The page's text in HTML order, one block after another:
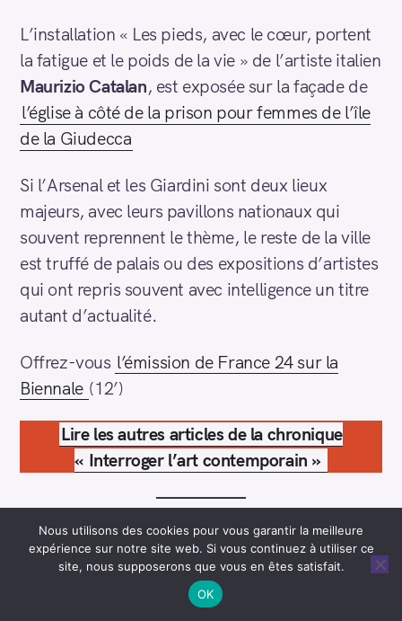
L’installation « Les pieds, avec le cœur, portent
la fatigue et le poids de la vie » de l’artiste italien
Maurizio Catalan, est exposée sur la façade de
l’église à côté de la prison pour femmes de l’île
de la Giudecca
Si l’Arsenal et les Giardini sont deux lieux
majeurs, avec leurs pavillons nationaux qui
souvent reprennent le thème, le reste de la ville
est truffé de palais ou des expositions d’artistes
qui ont repris souvent avec intelligence un titre
autant d’actualité.
Offrez-vous l’émission de France 24 sur la
Biennale (12’)
Lire les autres articles de la chronique
« Interroger l’art contemporain »
L’œuvre de Claire Fontaine «reflète les périls
et les pièges de la langue, de la traduction et de
l’ethnicité, exprime les différences et les
disparités conditionnées par l’identité, la
Nous utilisons des cookies pour vous garantir la meilleure
expérience sur notre site web. Si vous continuez à utiliser ce
site, nous supposerons que vous en êtes satisfait.
OK